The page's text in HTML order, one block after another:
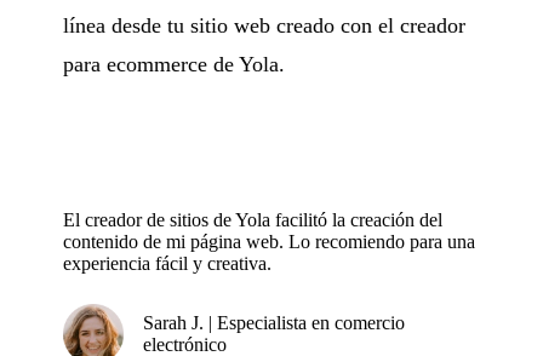
línea desde tu sitio web creado con el creador
para ecommerce de Yola.
El creador de sitios de Yola facilitó la creación del
contenido de mi página web. Lo recomiendo para una
experiencia fácil y creativa.
Sarah J. | Especialista en comercio
electrónico